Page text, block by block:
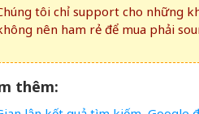
tôi chỉ support cho những
nên ham rẻ để mua phải
thêm: